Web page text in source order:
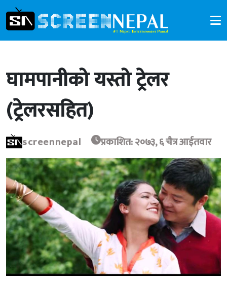
घामपानीको यस्तो ट्रेलर
(ट्रेलरसहित)
screennepal प्रकाशित: २०७३, ६ चैत्र आईतवार